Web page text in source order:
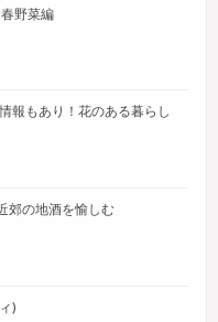
野菜編
報もあり！花のある暮らし
郊の地酒を愉しむ
)